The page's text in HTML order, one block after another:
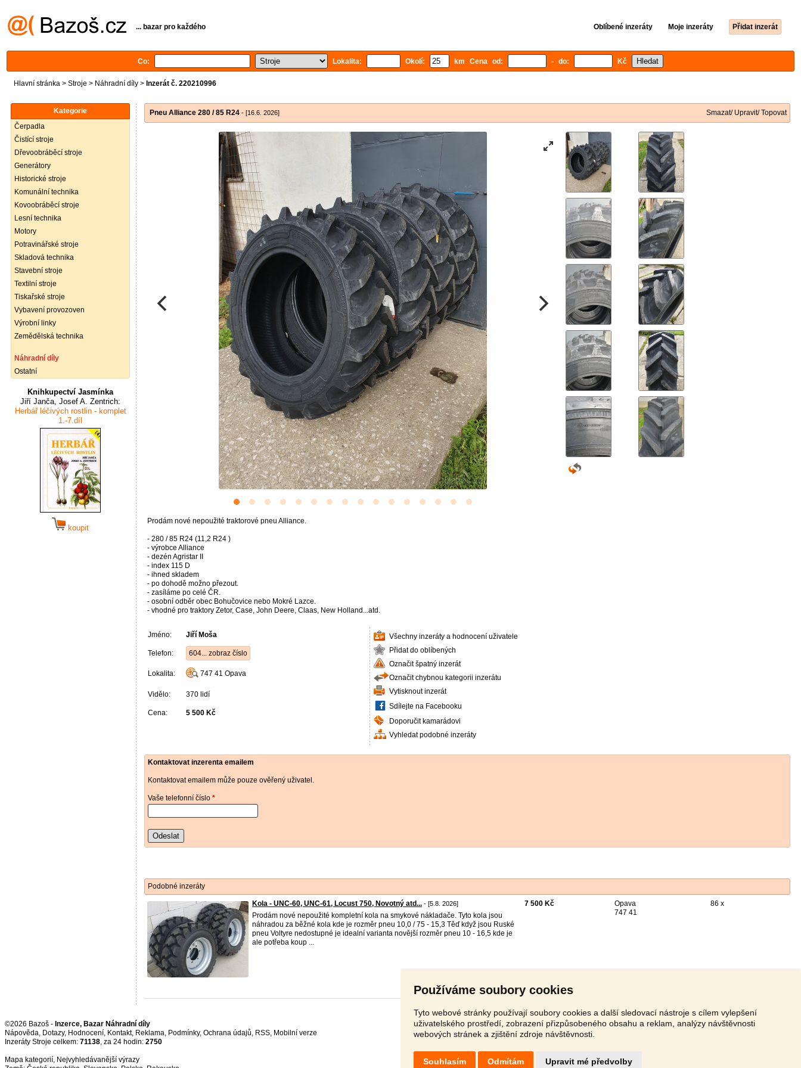
Používáme soubory cookies
Tyto webové stránky používají soubory cookies a další sledovací nástroje s cílem vylepšení
uživatelského prostředí, zobrazení přizpůsobeného obsahu a reklam, analýzy návštěvnosti
webových stránek a zjištění zdroje návštěvnosti.
Souhlasím Odmítám Upravit mé předvolby
... bazar pro každého Oblíbené inzeráty Moje inzeráty Přidat inzerát
Co: Lokalita: Okolí: km Cena od: - do: Kč
Hlavní stránka > Stroje > Náhradní díly > Inzerát č. 220210996
Kategorie
Čerpadla
Čistící stroje
Dřevoobráběcí stroje
Generátory
Historické stroje
Komunální technika
Kovoobráběcí stroje
Lesní technika
Motory
Potravinářské stroje
Skladová technika
Stavební stroje
Textilní stroje
Tiskařské stroje
Vybavení provozoven
Výrobní linky
Zemědělská technika
Náhradní díly
Ostatní
Knihkupectví Jasmínka
Jiří Janča, Josef A. Zentrich:
Herbář léčivých rostlin - komplet
1.-7.díl
koupit
Pneu Alliance 280 / 85 R24 - [16.6. 2026] Smazat/ Upravit/ Topovat
Prodám nové nepoužité traktorové pneu Alliance.
- 280 / 85 R24 (11,2 R24 )
- výrobce Alliance
- dezén Agristar II
- index 115 D
- ihned skladem
- po dohodě možno přezout.
- zasíláme po celé ČR.
- osobní odběr obec Bohučovice nebo Mokré Lazce.
- vhodné pro traktory Zetor, Case, John Deere, Claas, New Holland...atd.
Jméno: Jiří Moša
Telefon: 604... zobraz číslo
Lokalita: 747 41 Opava
Vidělo: 370 lidí
Cena: 5 500 Kč
Všechny inzeráty a hodnocení uživatele
Přidat do oblíbených
Označit špatný inzerát
Označit chybnou kategorii inzerátu
Vytisknout inzerát
Sdílejte na Facebooku
Doporučit kamarádovi
Vyhledat podobné inzeráty
Kontaktovat inzerenta emailem
Kontaktovat emailem může pouze ověřený uživatel.
Vaše telefonní číslo *
Odeslat
Podobné inzeráty
Kola - UNC-60, UNC-61, Locust 750, Novotný atd... - [5.8. 2026]
Prodám nové nepoužité kompletní kola na smykové nákladače. Tyto kola jsou
náhradou za běžné kola kde je rozměr pneu 10,0 / 75 - 15,3 Těď když jsou Ruské
pneu Voltyre nedostupné je idealní varianta novější rozměr pneu 10 - 16,5 kde je
ale potřeba koup ...
7 500 Kč
Opava
747 41
86 x
©2026 Bazoš - Inzerce, Bazar Náhradní díly
Nápověda, Dotazy, Hodnocení, Kontakt, Reklama, Podmínky, Ochrana údajů, RSS,
Inzeráty Stroje celkem: 71138, za 24 hodin: 2750
Mapa kategorií, Nejvyhledávanější výrazy